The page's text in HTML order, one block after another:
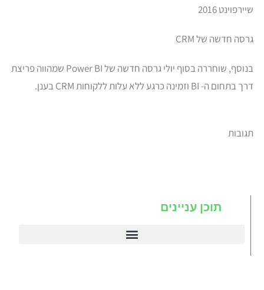
שיירפוינט 2016
גרסה חדשה של CRM
בנוסף, שוחררה בסוף יולי גרסה חדשה של Power BI שמהווה פריצת
דרך בתחום ה- BI וזמינה כרגע ללא עלות ללקוחות CRM בענן.
תגובות
תוכן עניינים